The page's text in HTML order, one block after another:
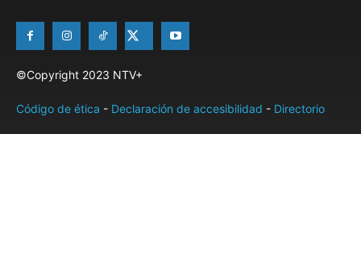
©Copyright 2023 NTV+
Código de ética - Declaración de accesibilidad - Directorio